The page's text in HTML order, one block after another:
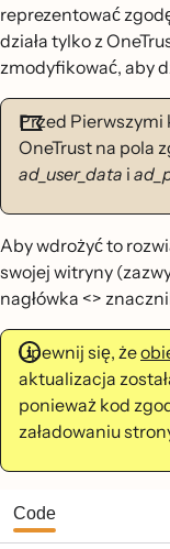
reprezentować
działa tylko z
zmodyfikować, aby
Przed
OneTrust na pola
ad_user_data i
Aby wdrożyć to
swojej witryny
nagłówka <>
Upewnij się, że
aktualizacja
ponieważ kod
załadowaniu